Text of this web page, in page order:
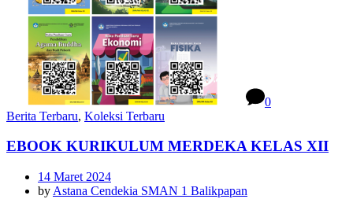
0
Berita Terbaru, Koleksi Terbaru
EBOOK KURIKULUM MERDEKA KELAS XII
14 Maret 2024
by Astana Cendekia SMAN 1 Balikpapan